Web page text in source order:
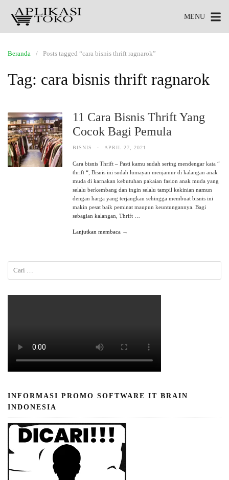
MENU
Beranda Posts tagged “cara bisnis thrift ragnarok”
Tag: cara bisnis thrift ragnarok
11 Cara Bisnis Thrift Yang
Cocok Bagi Pemula
BISNIS · APRIL 27, 2021
Cara bisnis Thrift – Pasti kamu sudah sering mendengar kata “
thrift “, Bisnis ini sudah lumayan menjamur di kalangan anak
muda di karnakan kebutuhan pakaian fasion anak muda yang
selalu berkembang dan ingin selalu tampil kekinian namun
dengan harga yang terjangkau sehingga membuat bisnis ini
makin pesat baik peminat maupun keuntungannya. Bagi
sebagian kalangan, Thrift …
Lanjutkan membaca →
INFORMASI PROMO SOFTWARE IT BRAIN
INDONESIA